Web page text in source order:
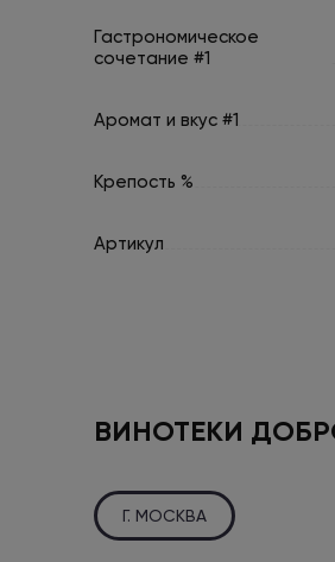
Гастрономическое
сочетание #1
Аромат и вкус #1
Крепость %
Артикул
ВИНОТЕКИ
Г. МОСКВА